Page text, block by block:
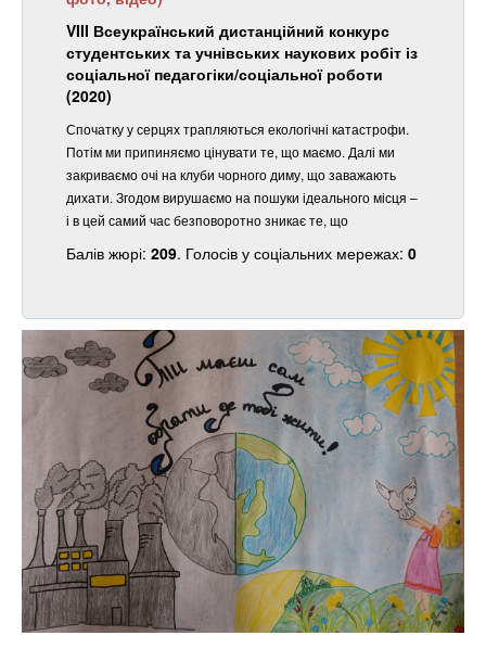
VIII Всеукраїнський дистанційний конкурс
студентських та учнівських наукових робіт із
соціальної педагогіки/соціальної роботи
(2020)
Спочатку у серцях трапляються екологічні катастрофи.
Потім ми припиняємо цінувати те, що маємо. Далі ми
закриваємо очі на клуби чорного диму, що заважають
дихати. Згодом вирушаємо на пошуки ідеального місця –
і в цей самий час безповоротно зникає те, що
Балів жюрі: 209. Голосів у соціальних мережах: 0